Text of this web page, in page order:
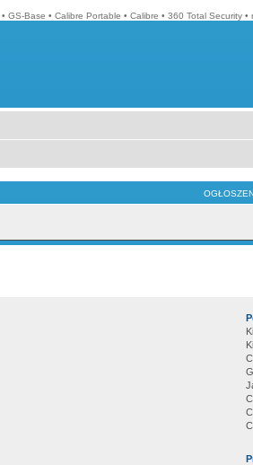
• GS-Base • Calibre Portable • Calibre • 360 Total Security •